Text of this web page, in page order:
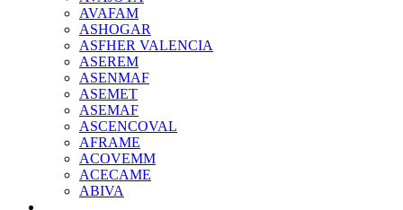
AVAFAM
ASHOGAR
ASFHER VALENCIA
ASEREM
ASENMAF
ASEMET
ASEMAF
ASCENCOVAL
AFRAME
ACOVEMM
ACECAME
ABIVA